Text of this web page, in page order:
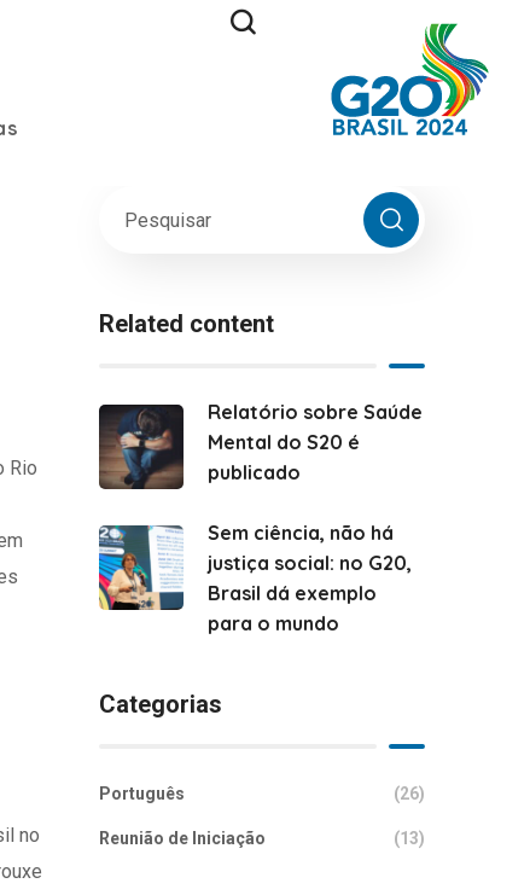
Rio
no
Related content
Relatório sobre Saúde
Mental do S20 é
publicado
Sem ciência, não há
justiça social: no G20,
Brasil dá exemplo
para o mundo
Categorias
Português (26)
Reunião de Iniciação (13)